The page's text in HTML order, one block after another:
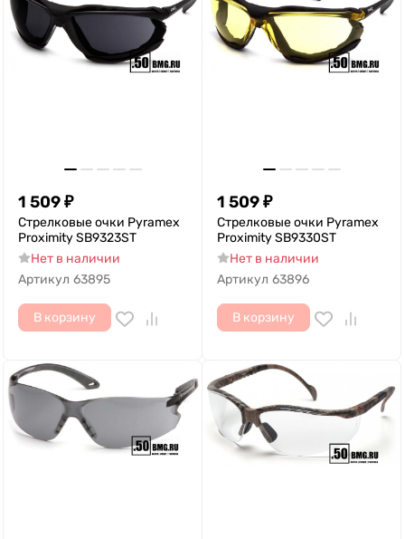
1 509₽
Cтрелковые очки Pyramex
Proximity SB9323ST
Нет в наличии
Артикул 63895
В корзину
1 509₽
Cтрелковые очки Pyramex
Proximity SB9330ST
Нет в наличии
Артикул 63896
В корзину